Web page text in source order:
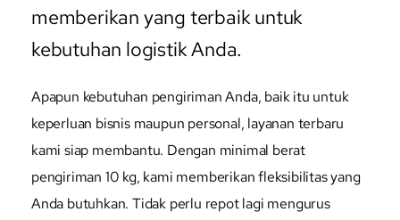
memberikan yang terbaik untuk
kebutuhan logistik Anda.
Apapun kebutuhan pengiriman Anda, baik itu untuk
keperluan bisnis maupun personal, layanan terbaru
kami siap membantu. Dengan minimal berat
pengiriman 10 kg, kami memberikan fleksibilitas yang
Anda butuhkan. Tidak perlu repot lagi mengurus